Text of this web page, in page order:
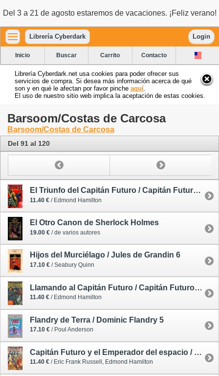
Del 3 a 21 de agosto estaremos de vacaciones. ¡Feliz verano!
Librería Cyberdark Login
Inicio Buscar Carrito Contacto
Librería Cyberdark.net usa cookies para poder ofrecer sus
servicios de compra. Si desea más información acerca de qué
son y en qué le afectan por favor pinche aquí
El uso de nuestro sitio web implica la aceptación de estas cookies.
Barsoom/Costas de Carcosa
Barsoom/Costas de Carcosa
Del 91 al 120
El Triunfo del Capitán Futuro / Capitán Futuro 3 (de 21) (Edición Facsímil)
11.40 € / Edmond Hamilton
El Otro Canon de Sherlock Holmes
19.00 € / de varios autores
Hijos del Murciélago / Jules de Grandin 6
17.10 € / Seabury Quinn
Llamando al Capitán Futuro / Capitán Futuro 2 (de 21) (Edición Facsímil)
11.40 € / Edmond Hamilton
Flandry de Terra / Dominic Flandry 5
17.10 € / Poul Anderson
Capitán Futuro y el Emperador del espacio / Capitán Futuro 1 (de 21) (Edición Facsímil)
11.40 € / Eric Frank Russell, Edmond Hamilton